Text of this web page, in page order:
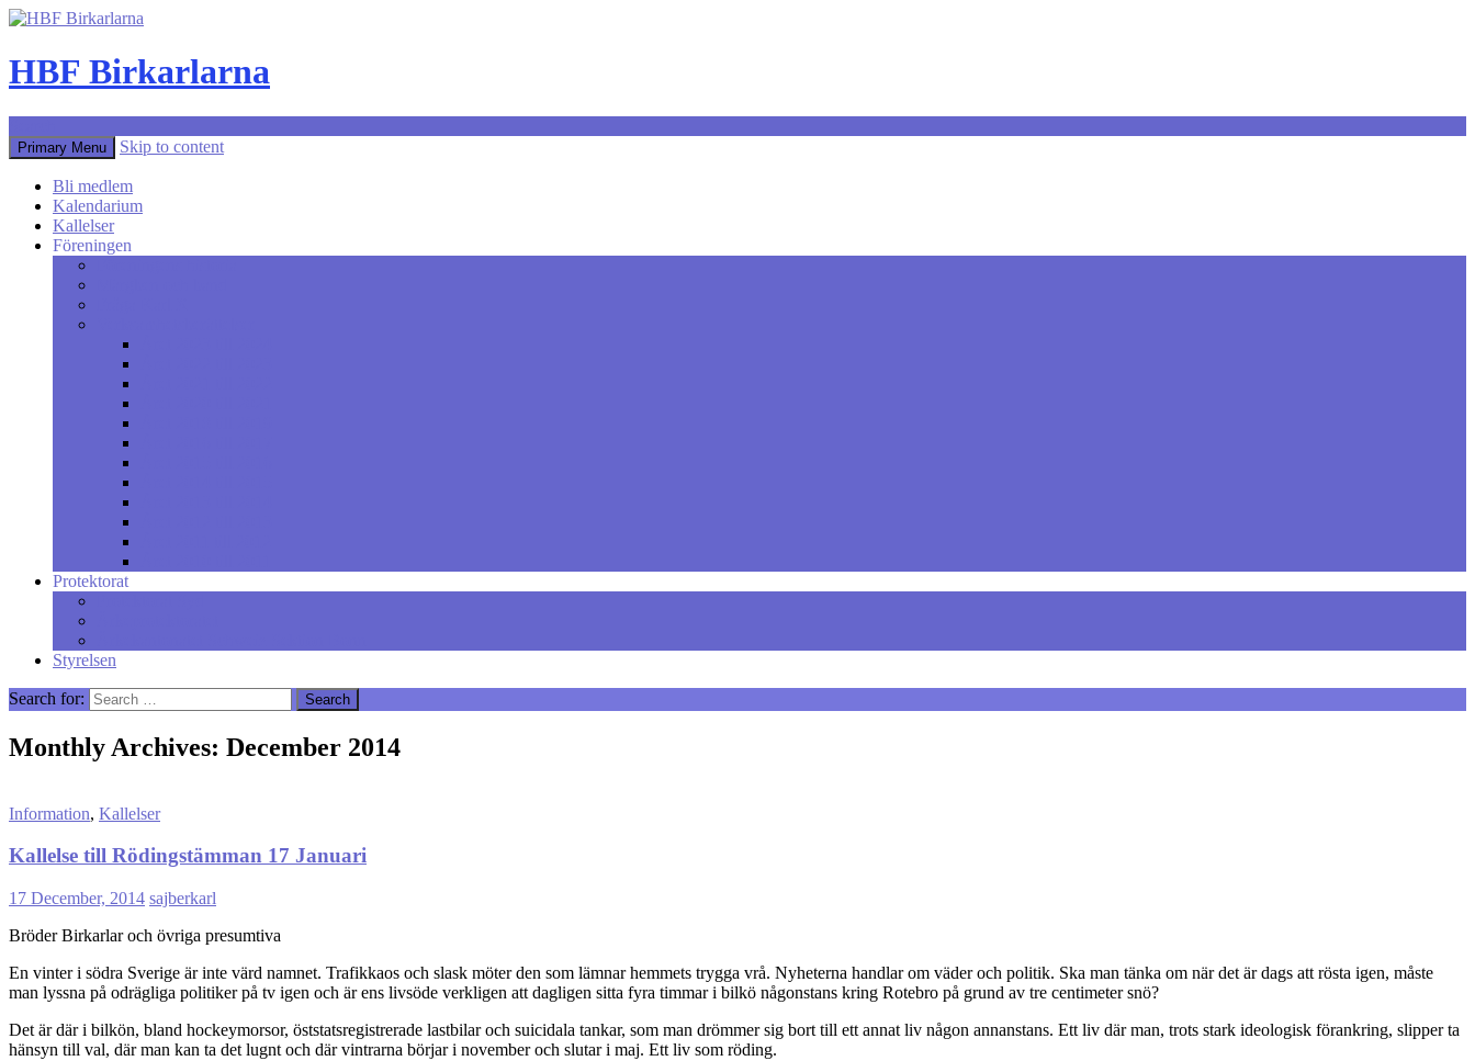
HBF Birkarlarna
Primary Menu Skip to content
Bli medlem
Kalendarium
Kallelser
Föreningen
Protektorat
Styrelsen
Search for:
Monthly Archives: December 2014
Information, Kallelser
Kallelse till Rödingstämman 17 Januari
17 December, 2014 sajberkarl
Bröder Birkarlar och övriga presumtiva
En vinter i södra Sverige är inte värd namnet. Trafikkaos och slask möter den som lämnar hemmets trygga vrå. Nyheterna handlar om väder och politik. Ska man tänka om när det är dags att rösta igen, måste
man lyssna på odrägliga politiker på tv igen och är ens livsöde verkligen att dagligen sitta fyra timmar i bilkö någonstans kring Rotebro på grund av tre centimeter snö?
Det är där i bilkön, bland hockeymorsor, öststatsregistrerade lastbilar och suicidala tankar, som man drömmer sig bort till ett annat liv någon annanstans. Ett liv där man, trots stark ideologisk förankring, slipper ta
hänsyn till val, där man kan ta det lugnt och där vintrarna börjar i november och slutar i maj. Ett liv som röding.